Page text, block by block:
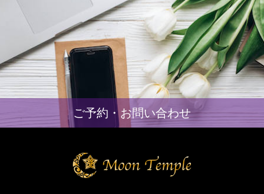
ご予約・お問い合わせ